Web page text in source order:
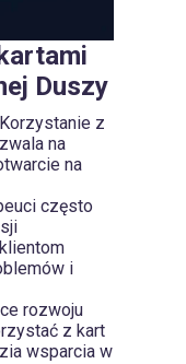
Duszy
Korzystanie z
na
na
często
i
rozwoju
z kart
wsparcia w